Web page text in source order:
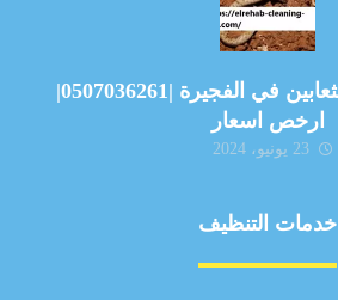
شركة مكافحة الثعابين في الفجيرة |0507036261|
ارخص اسعار
23 يونيو، 2024
خدمات التنظيف